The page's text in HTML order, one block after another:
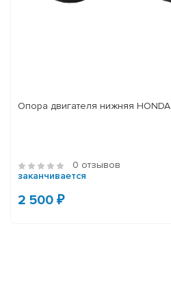
Опора двигателя нижняя HONDA
0 отзывов
заканчивается
2 500 ₽